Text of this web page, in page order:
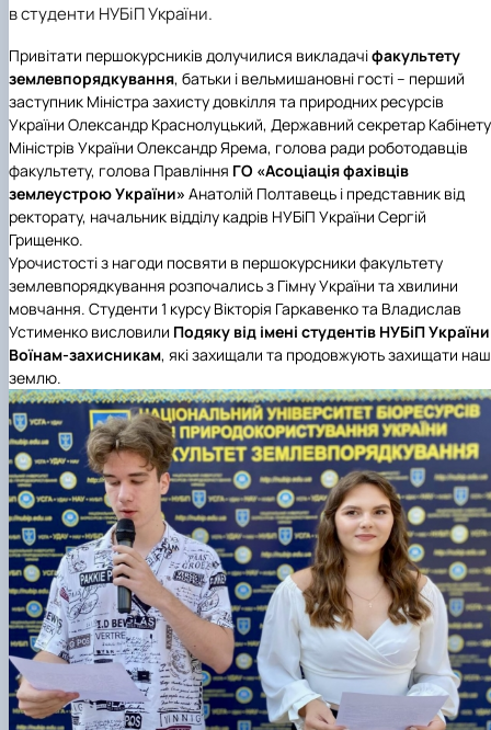
Іноземні мови
Їдальні та буфети
Центр вивчення мов
Психологічна підтримка
Рада молодих вчених
Стартап школа НУБіП України
Методичні рекомендації, пам'ятки
Патентно-ліцензійна діяльність
ЦКНО «Агропромисловий комплекс, лісове і
медицина»
Обладнання НУБіП України
Біоетична комісія
Досліднику та автору
Звіт про проведення НТЗ
Наукові журнали НУБіП України
Наукові журнали НУБіП України (English)
Пам'ятка про проведення науково-
заходів
Порядок планування та організації
проведення НТЗ
Монографії
Наука для бізнесу
Каталог наукових послуг
«SEB-2024»
«SEB-2025»
Наглядова рада
Благодійний фонд «Голосіївська ініціатива
2020»
Історія університету
Звіт ректора
Пам'яті захисників України
Почесні доктори і професори НУБіП України
Пресслужба
Університетський кур'єр
Вибори ректора
Програма розвитку університету
ініціатива – 2025»
Доступ до публічної інформації
Офіційна символіка
Антикорупційні заходи
Уповноважена особа з питань запобігання
виявлення корупції
Положення про антикорупційного
уповноваженого НУБіП України
Національні нормативно-правові акти
Нормативно-правові акти НУБіП України
Методичні роз’яснення НАЗК
Антикорупційні заходи
Гендерна радниця
Контактна інформація
в студенти НУБіП України.
Привітати першокурсників долучилися викладачіфакультету
землевпорядкування, батьки і вельмишановні гості – перший
заступник Міністра захисту довкілля та природних ресурсів
України Олександр Краснолуцький, Державний секретар Кабінету
Міністрів України Олександр Ярема, голова ради роботодавців
факультету, голова Правління ГО «Асоціація фахівців
землеустрою України» Анатолій Полтавець і представник від
ректорату, начальник відділу кадрів НУБіП України Сергій
Грищенко.
Урочистості з нагоди посвяти в першокурсники факультету
землевпорядкування розпочались з Гімну України та хвилини
мовчання. Студенти 1 курсу Вікторія Гаркавенко та Владислав
Устименко висловили Подяку від імені студентів НУБіП України
Воїнам-захисникам, які захищали та продовжують захищати
землю.